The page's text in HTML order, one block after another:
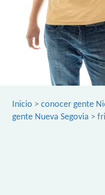
Inicio > conocer gente
gente Nueva Segovia >